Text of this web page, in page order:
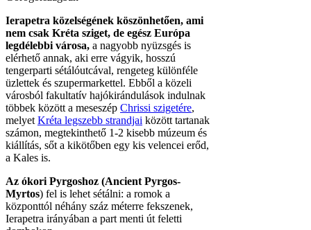
Ierapetra közelségének köszönhetően, ami
nem csak Kréta sziget, de egész Európa
legdélebbi városa, a nagyobb nyüzsgés is
elérhető annak, aki erre vágyik, hosszú
tengerparti sétálóutcával, rengeteg különféle
üzlettek és szupermarkettel. Ebből a közeli
városból fakultatív hajókirándulások indulnak
többek között a meseszép Chrissi szigetére,
melyet Kréta legszebb strandjai között tartanak
számon, megtekinthető 1-2 kisebb múzeum és
kiállítás, sőt a kikötőben egy kis velencei erőd,
a Kales is.
Az ókori Pyrgoshoz (Ancient Pyrgos-
Myrtos) fel is lehet sétálni: a romok a
központtól néhány száz méterre fekszenek,
Ierapetra irányában a part menti út feletti